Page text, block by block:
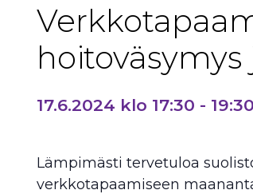
17.6.2024 klo 17:30 - 19:30
Lämpimästi tervetuloa
verkkotapaamiseen